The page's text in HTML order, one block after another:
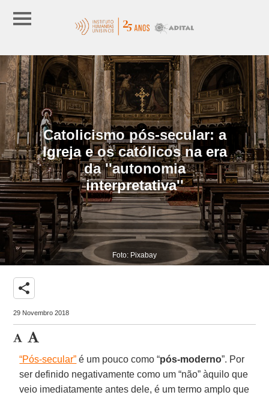
Catolicismo pós-secular: a
Igreja e os católicos na era
da ''autonomia
interpretativa''
Foto: Pixabay
share
29 Novembro 2018
“Pós-secular” é um pouco como “pós-moderno”. Por
ser definido negativamente como um “não” àquilo que
veio imediatamente antes dele, é um termo amplo que